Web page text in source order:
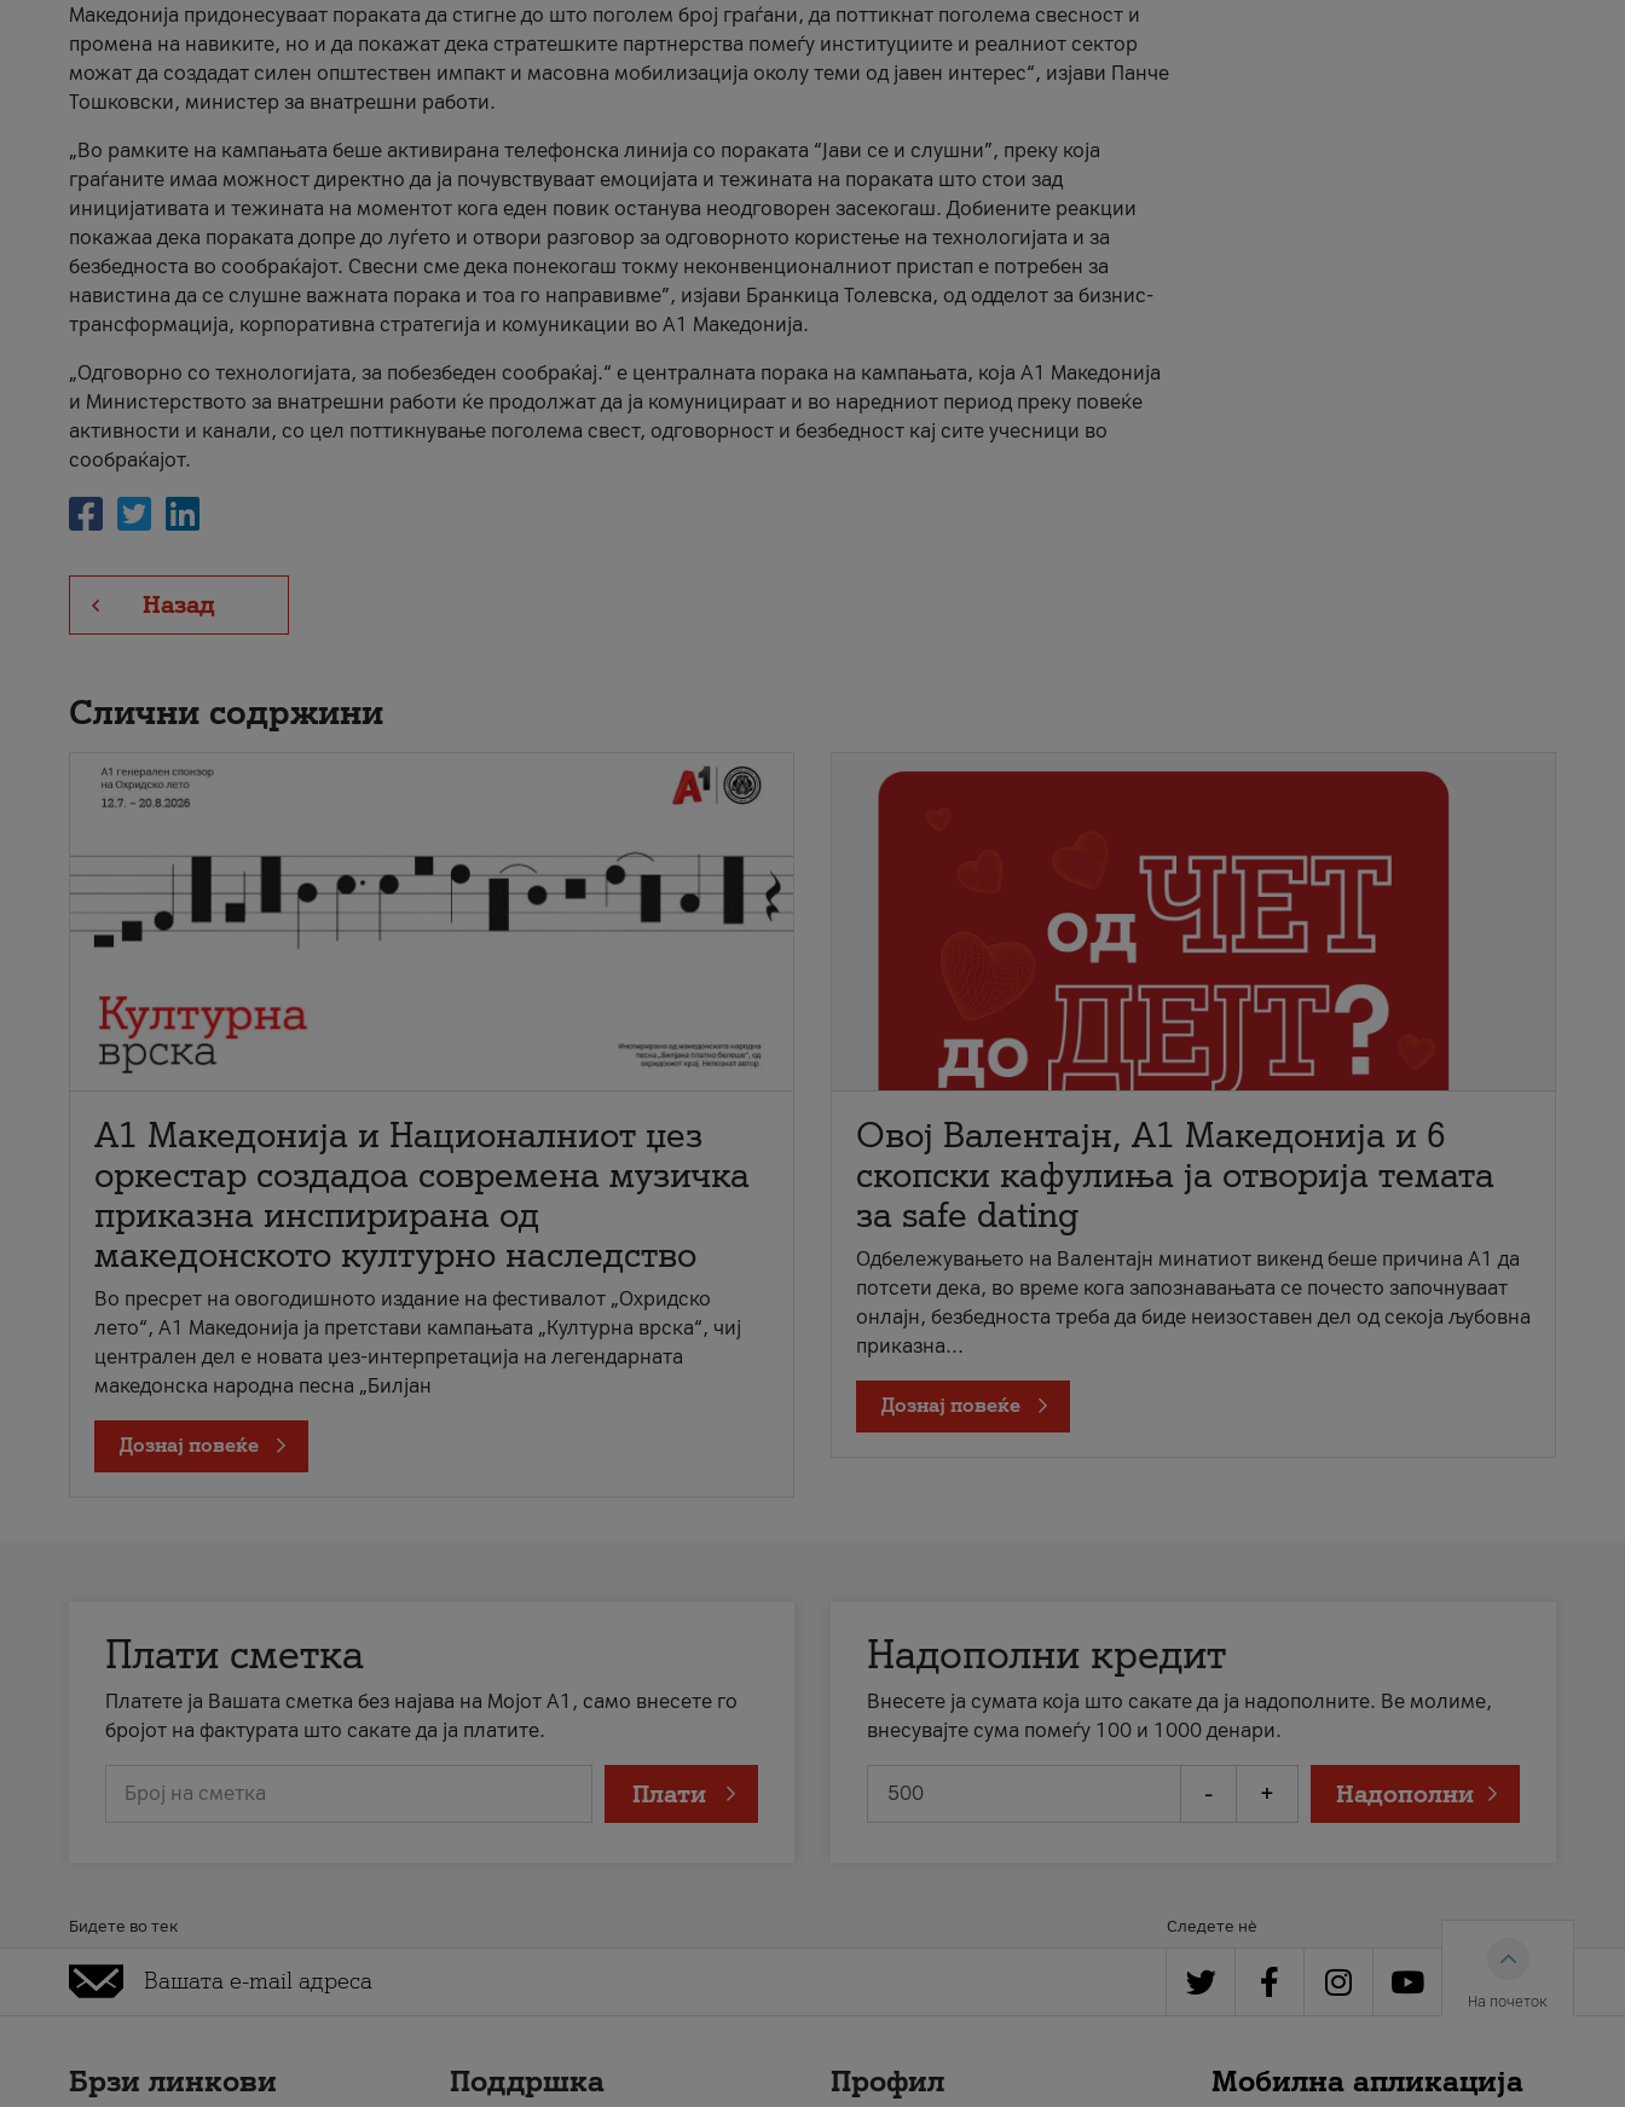
Македонија придонесуваат пораката да стигне до што поголем број граѓани, да поттикнат поголема свесност и
промена на навиките, но и да покажат дека стратешките партнерства помеѓу институциите и реалниот сектор
можат да создадат силен општествен импакт и масовна мобилизација околу теми од јавен интерес“, изјави Панче
Тошковски, министер за внатрешни работи.
„Во рамките на кампањата беше активирана телефонска линија со пораката “Јави се и слушни”, преку која
граѓаните имаа можност директно да ја почувствуваат емоцијата и тежината на пораката што стои зад
иницијативата и тежината на моментот кога еден повик останува неодговорен засекогаш. Добиените реакции
покажаа дека пораката допре до луѓето и отвори разговор за одговорното користење на технологијата и за
безбедноста во сообраќајот. Свесни сме дека понекогаш токму неконвенционалниот пристап е потребен за
навистина да се слушне важната порака и тоа го направивме”, изјави Бранкица Толевска, од одделот за бизнис-
трансформација, корпоративна стратегија и комуникации во А1 Македонија.
„Одговорно со технологијата, за побезбеден сообраќај.“ е централната порака на кампањата, која A1 Македонија
и Министерството за внатрешни работи ќе продолжат да ја комуницираат и во наредниот период преку повеќе
активности и канали, со цел поттикнување поголема свест, одговорност и безбедност кај сите учесници во
сообраќајот.
Назад
Слични содржини
А1 Македонија и Националниот џез
оркестар создадоа современа музичка
приказна инспирирана од
македонското културно наследство
Во пресрет на овогодишното издание на фестивалот „Охридско
лето“, А1 Македонија ја претстави кампањата „Културна врска“, чиј
централен дел е новата џез-интерпретација на легендарната
македонска народна песна „Билјан
Дознај повеќе
Овој Валентајн, A1 Македонија и 6
скопски кафулиња ја отворија темата
за safe dating
Одбележувањето на Валентајн минатиот викенд беше причина А1 да
потсети дека, во време кога запознавањата се почесто започнуваат
онлајн, безбедноста треба да биде неизоставен дел од секоја љубовна
приказна...
Дознај повеќе
Плати сметка
Платете ја Вашата сметка без најава на Мојот А1, само внесете го
бројот на фактурата што сакате да ја платите.
Број на сметка Плати
Надополни кредит
Внесете ја сумата која што сакате да ја надополните. Ве молиме,
внесувајте сума помеѓу 100 и 1000 денари.
- + Надополни
Бидете во тек Следете нè
На почеток
Брзи линкови Поддршка Профил Мобилна апликација